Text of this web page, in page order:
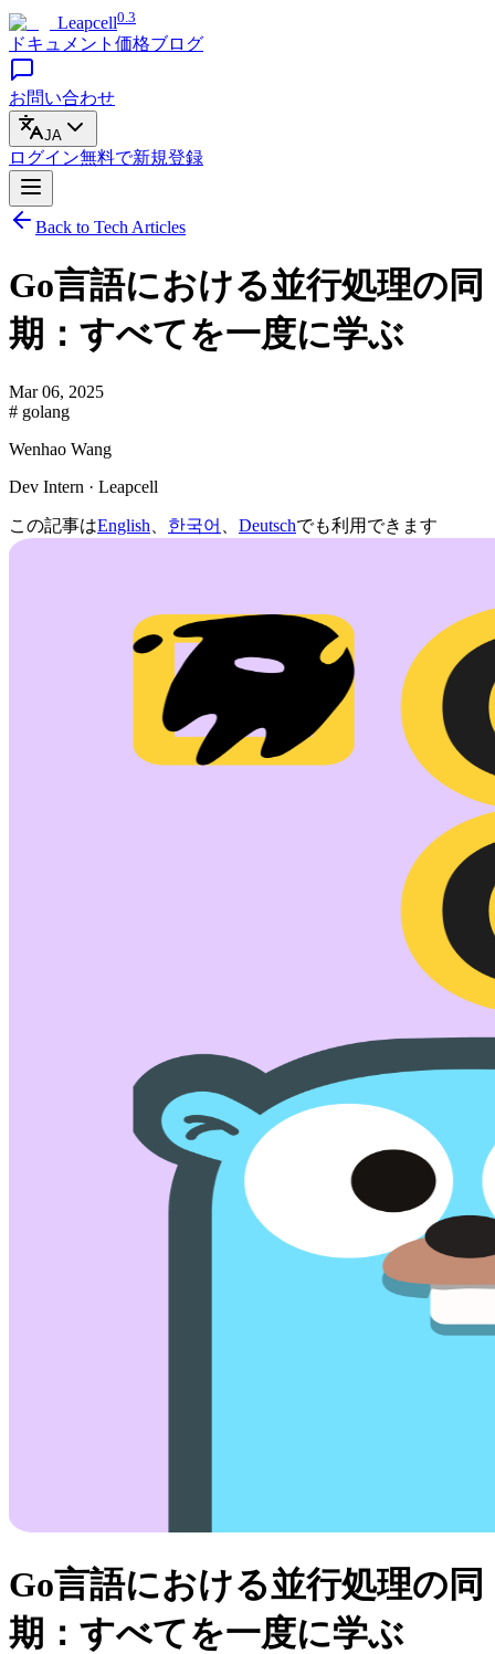
Leapcell0.3
ドキュメント 価格ブログ
お問い合わせ
JA
ログイン無料で新規登録
Back to Tech Articles
Go言語における並行処理の同
期：すべてを一度に学ぶ
Mar 06, 2025
# golang
Wenhao Wang
Dev Intern · Leapcell
この記事はEnglish 한국어 Deutschでも利用できます
Go言語における並行処理の同
期：すべてを一度に学ぶ